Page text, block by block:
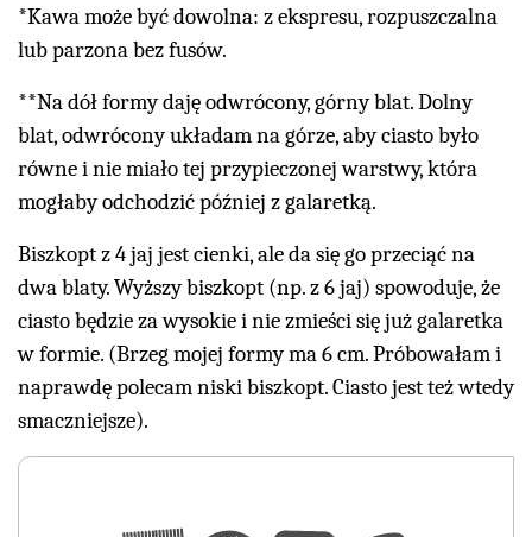
*Kawa może być dowolna: z ekspresu, rozpuszczalna
lub parzona bez fusów.
**Na dół formy daję odwrócony, górny blat. Dolny
blat, odwrócony układam na górze, aby ciasto było
równe i nie miało tej przypieczonej warstwy, która
mogłaby odchodzić później z galaretką.
Biszkopt z 4 jaj jest cienki, ale da się go przeciąć na
dwa blaty. Wyższy biszkopt (np. z 6 jaj) spowoduje, że
ciasto będzie za wysokie i nie zmieści się już galaretka
w formie. (Brzeg mojej formy ma 6 cm. Próbowałam i
naprawdę polecam niski biszkopt. Ciasto jest też wtedy
smaczniejsze).